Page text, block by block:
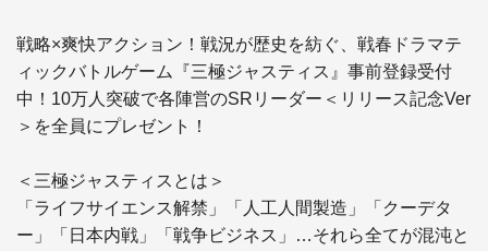
戦略×爽快アクション！戦況が歴史を紡ぐ、戦春ドラマテ
ィックバトルゲーム『三極ジャスティス』事前登録受付
中！10万人突破で各陣営のSRリーダー＜リリース記念Ver
＞を全員にプレゼント！
＜三極ジャスティスとは＞
「ライフサイエンス解禁」「人工人間製造」「クーデタ
ー」「日本内戦」「戦争ビジネス」…それら全てが混沌と